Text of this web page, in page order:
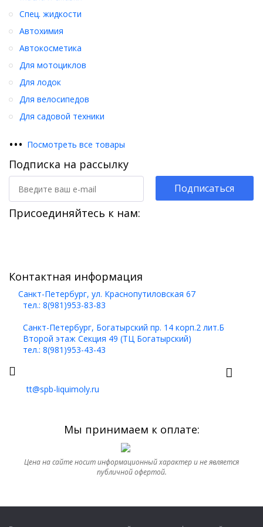
Спец. жидкости
Автохимия
Автокосметика
Для мотоциклов
Для лодок
Для велосипедов
Для садовой техники
••• Посмотреть все товары
Подписка на рассылку
Подписаться
Присоединяйтесь к нам:
Контактная информация
Санкт-Петербург, ул. Краснопутиловская 67
тел.: 8(981)953-83-83
Санкт-Петербург, Богатырский пр. 14 корп.2 лит.Б
Второй этаж Секция 49 (ТЦ Богатырский)
тел.: 8(981)953-43-43
tt@spb-liquimoly.ru
Мы принимаем к оплате:
Цена на сайте носит информационный характер и не является
публичной офертой.